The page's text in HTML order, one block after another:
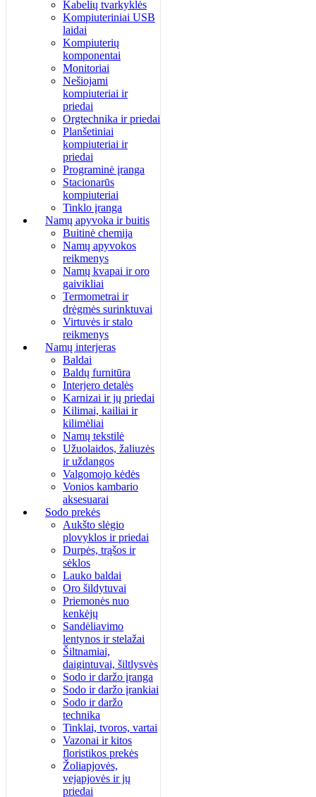
Kabelių tvarkyklės
Kompiuteriniai USB
laidai
Kompiuterių
komponentai
Monitoriai
Nešiojami
kompiuteriai ir
priedai
Orgtechnika ir priedai
Planšetiniai
kompiuteriai ir
priedai
Programinė įranga
Stacionarūs
kompiuteriai
Tinklo įranga
Namų apyvoka ir buitis
Buitinė chemija
Namų apyvokos
reikmenys
Namų kvapai ir oro
gaivikliai
Termometrai ir
drėgmės surinktuvai
Virtuvės ir stalo
reikmenys
Namų interjeras
Baldai
Baldų furnitūra
Interjero detalės
Karnizai ir jų priedai
Kilimai, kailiai ir
kilimėliai
Namų tekstilė
Užuolaidos, žaliuzės
ir uždangos
Valgomojo kėdės
Vonios kambario
aksesuarai
Sodo prekės
Aukšto slėgio
plovyklos ir priedai
Durpės, trąšos ir
sėklos
Lauko baldai
Oro šildytuvai
Priemonės nuo
kenkėjų
Sandėliavimo
lentynos ir stelažai
Šiltnamiai,
daigintuvai, šiltlysvės
Sodo ir daržo įranga
Sodo ir daržo įrankiai
Sodo ir daržo
technika
Tinklai, tvoros, vartai
Vazonai ir kitos
floristikos prekės
Žoliapjovės,
vejapjovės ir jų
priedai